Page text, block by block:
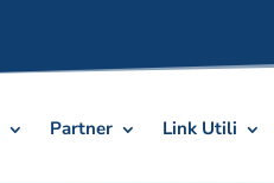
Partner Link Utili